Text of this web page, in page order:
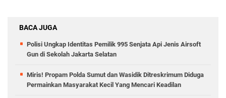
BACA JUGA
Polisi Ungkap Identitas Pemilik 995 Senjata Api Jenis Airsoft
Gun di Sekolah Jakarta Selatan
Miris! Propam Polda Sumut dan Wasidik Ditreskrimum Diduga
Permainkan Masyarakat Kecil Yang Mencari Keadilan